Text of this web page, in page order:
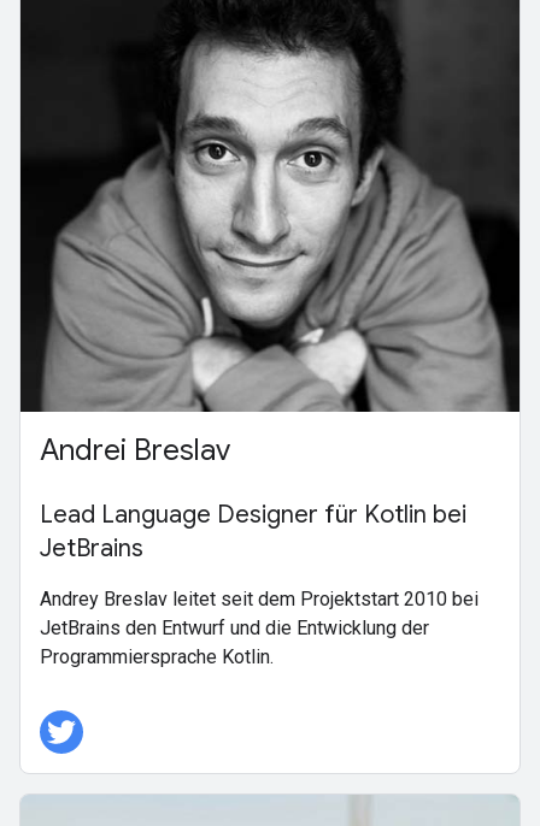
Andrei Breslav
Lead Language Designer für Kotlin bei
JetBrains
Andrey Breslav leitet seit dem Projektstart 2010 bei
JetBrains den Entwurf und die Entwicklung der
Programmiersprache Kotlin.